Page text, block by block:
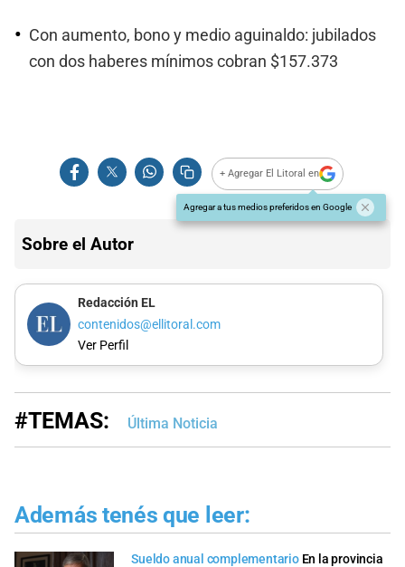
Con aumento, bono y medio aguinaldo: jubilados
con dos haberes mínimos cobran $157.373
+ Agregar El Litoral en
Agregar a tus medios preferidos en Google
Sobre el Autor
Redacción EL
contenidos@ellitoral.com
Ver Perfil
#TEMAS: Última Noticia
Además tenés que leer:
Sueldo anual complementario En la provincia